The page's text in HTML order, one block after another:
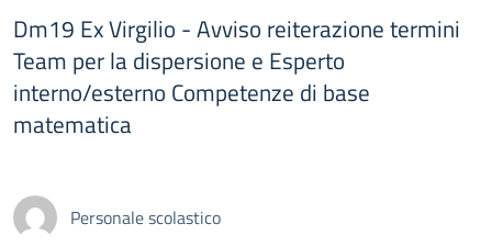
Dm19 Ex Virgilio - Avviso reiterazione termini
Team per la dispersione e Esperto
interno/esterno Competenze di base
matematica
Personale scolastico